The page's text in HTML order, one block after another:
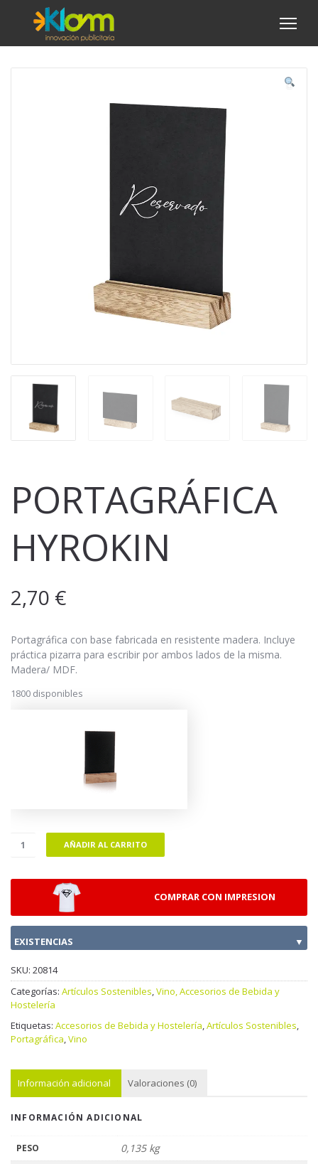
PORTAGRÁFICA
HYROKIN
2,70 €
Portagráfica con base fabricada en resistente madera. Incluye
práctica pizarra para escribir por ambos lados de la misma.
Madera/ MDF.
1800 disponibles
AÑADIR AL CARRITO
COMPRAR CON IMPRESION
EXISTENCIAS ▼
SKU: 20814
Categorías: Artículos Sostenibles,Vino, Accesorios de Bebida y
Hostelería
Etiquetas: Accesorios de Bebida y Hostelería,Artículos Sostenibles,
Portagráfica,Vino
Información adicional Valoraciones (0)
INFORMACIÓN ADICIONAL
PESO 0,135 kg